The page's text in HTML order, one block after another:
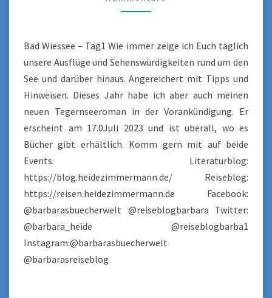
Bad Wiessee – Tag1 Wie immer zeige ich Euch täglich
unsere Ausflüge und Sehenswürdigkeiten rund um den
See und darüber hinaus. Angereichert mit Tipps und
Hinweisen. Dieses Jahr habe ich aber auch meinen
neuen Tegernseeroman in der Vorankündigung. Er
erscheint am 17.0Juli 2023 und ist überall, wo es
Bücher gibt erhältlich. Komm gern mit auf beide
Events: Literaturblog:
https://blog.heidezimmermann.de/ Reiseblog:
https://reisen.heidezimmermann.de Facebook:
@barbarasbuecherwelt @reiseblogbarbara Twitter:
@barbara_heide @reiseblogbarba1
Instagram:@barbarasbuecherwelt
@barbarasreiseblog